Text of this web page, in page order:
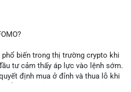
biến trong thị trường crypto khi
tư cảm thấy áp lực vào lệnh sớm.
định mua ở đỉnh và thua lỗ khi